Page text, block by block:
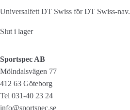
Universalfett DT Swiss för DT Swiss-nav.
Slut i lager
Sportspec AB
Mölndalsvägen 77
412 63 Göteborg
Tel 031-40 23 24
info@sportspec.se